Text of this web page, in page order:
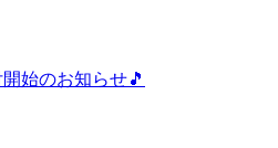
始のお知らせ🎵